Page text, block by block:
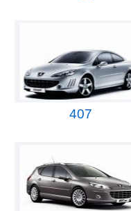
407